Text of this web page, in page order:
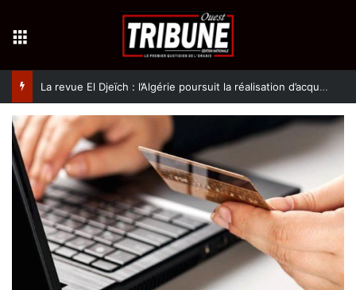
La revue El Djeïch : l’Algérie poursuit la réalisation d’acquis qualitatifs et historiques dans un climat de sécurité et de stabilité